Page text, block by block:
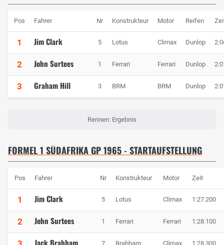
Pos Fahrer Nr Konstrukteur Motor Reifen
1 Jim Clark 5 Lotus Climax Dunlop
2 John Surtees 1 Ferrari Ferrari Dunlop
3 Graham Hill 3 BRM BRM Dunlop
Rennen: Ergebnis
FORMEL 1 SÜDAFRIKA GP 1965 - STARTAUFSTELLUNG
Pos Fahrer Nr Konstrukteur Motor Zeit
1 Jim Clark 5 Lotus Climax 1:27.200
2 John Surtees 1 Ferrari Ferrari 1:28.100
Jack Brabham 7 Brabham Climax 1:28.300